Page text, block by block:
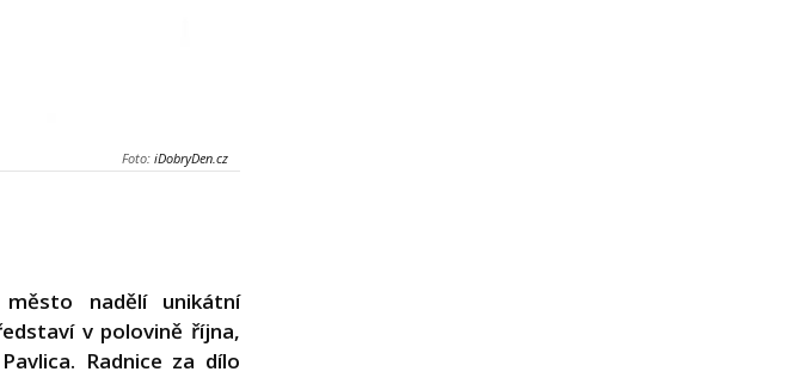
Foto: iDobryDen.cz
nadělí unikátní
v polovině října,
Radnice za dílo